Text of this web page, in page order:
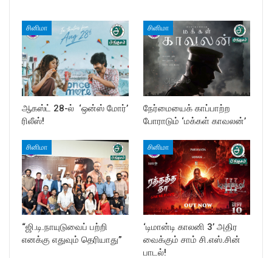
சினிமா
ஆகஸ்ட் 28-ல் ‘ஒன்ஸ் மோர்’
ரிலீஸ்!
சினிமா
நேர்மையைக் காப்பாற்ற
போராடும் ‘மக்கள் காவலன்’
சினிமா
“ஜி.டி.நாயுடுவைப் பற்றி
எனக்கு எதுவும் தெரியாது”
சினிமா
‘டிமான்டி காலனி 3’ அதிர
வைக்கும் சாம் சி.எஸ்.சின்
பாடல்!